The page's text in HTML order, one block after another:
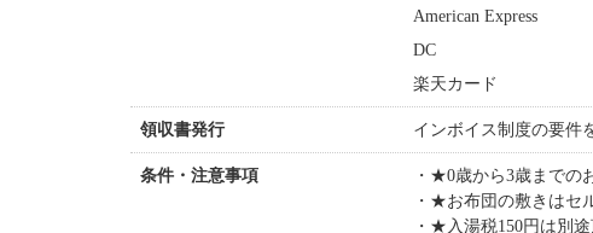
American Express
DC
楽天カード
領収書発行 インボイス制度の要件
条件・注意事項
★0歳から3歳までの
★お布団の敷きはセ
★入湯税150円は別途